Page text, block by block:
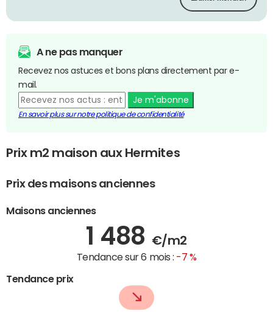
A ne pas manquer
Recevez nos astuces et bons plans directement par e-
mail.
Je m'abonne
En savoir plus sur notre politique de confidentialité
Prix m2 maison aux Hermites
Prix des maisons anciennes
Maisons anciennes
1 488 €/m2
Tendance sur 6 mois : -7 %
Tendance prix